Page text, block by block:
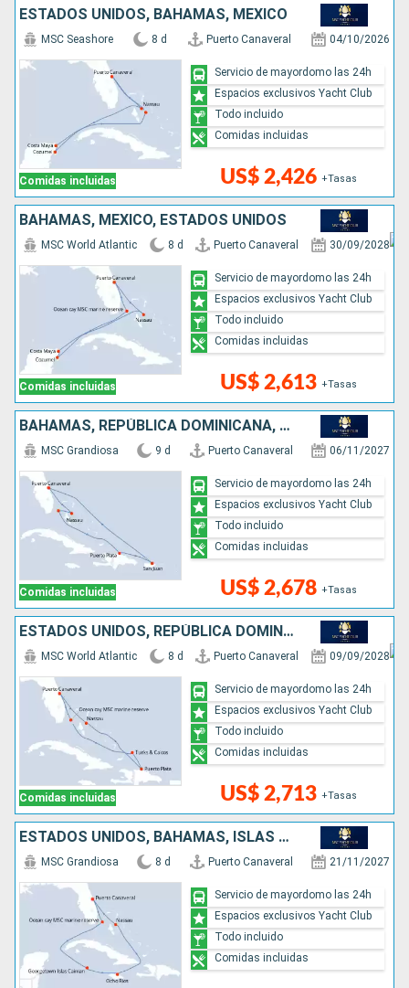
ESTADOS UNIDOS, BAHAMAS, MÉXICO
Comidas incluidas
MSC Seashore 8 d Puerto Canaveral 04/10/2026
US$ 2,426 +Tasas
Servicio de mayordomo las 24h
Espacios exclusivos Yacht Club
Todo incluido
Comidas incluidas
BAHAMAS, MÉXICO, ESTADOS UNIDOS
Comidas incluidas
MSC World Atlantic 8 d Puerto Canaveral 30/09/2028
US$ 2,613 +Tasas
Servicio de mayordomo las 24h
Espacios exclusivos Yacht Club
Todo incluido
Comidas incluidas
BAHAMAS, REPÚBLICA DOMINICANA, PUERTO RICO, ESTADOS UNIDOS
Comidas incluidas
MSC Grandiosa 9 d Puerto Canaveral 06/11/2027
US$ 2,678 +Tasas
Servicio de mayordomo las 24h
Espacios exclusivos Yacht Club
Todo incluido
Comidas incluidas
ESTADOS UNIDOS, REPÚBLICA DOMINICANA, BAHAMAS
Comidas incluidas
MSC World Atlantic 8 d Puerto Canaveral 09/09/2028
US$ 2,713 +Tasas
Servicio de mayordomo las 24h
Espacios exclusivos Yacht Club
Todo incluido
Comidas incluidas
ESTADOS UNIDOS, BAHAMAS, ISLAS CAIMÁN, JAMAICA
MSC Grandiosa 8 d Puerto Canaveral 21/11/2027
Servicio de mayordomo las 24h
Espacios exclusivos Yacht Club
Todo incluido
Comidas incluidas